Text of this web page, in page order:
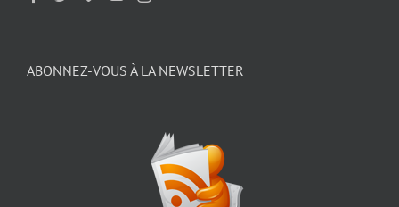
ABONNEZ-VOUS À LA NEWSLETTER